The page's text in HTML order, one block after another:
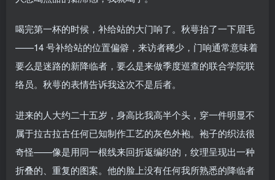
喝完第一杯的时候，补给站的大门响了。秋萼抬了一下眉毛
——14 号补给站的位置偏僻，来访者稀少，门响通常意味着
要么是迷路的新降临者，要么是来做季度巡查的联合学院联
络员。秋萼的表情告诉我这次不是后者。
进来的人大约二十五岁，身高比我高半个头，穿一件明显不
属于拉古拉古任何已知制作工艺的灰色外袍。袍子的织法很
奇怪——像是用同一根线来回折返编织的，纹理呈现出一种
折叠的、重复的图案。他的脸上没有任何我所熟悉的降临者